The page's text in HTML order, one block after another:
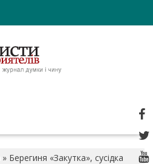
» Берегиня «Закутка», сусідка